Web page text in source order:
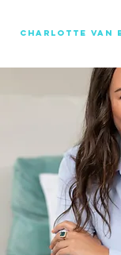
Charlotte Van